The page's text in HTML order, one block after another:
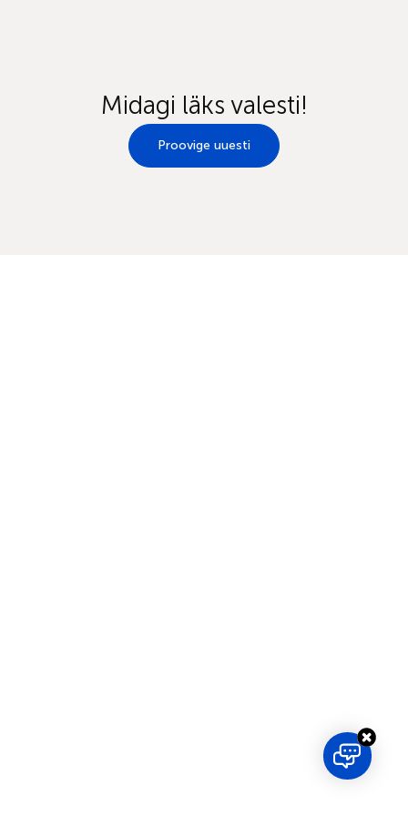
Midagi läks valesti!
Proovige uuesti